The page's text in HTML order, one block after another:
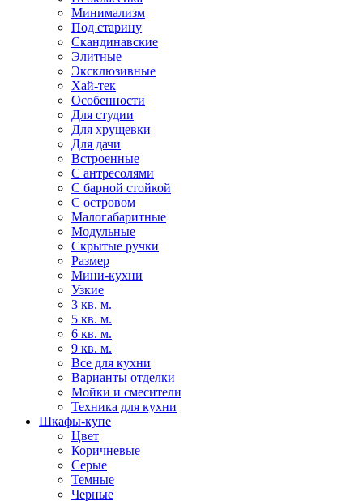
Минимализм
Под старину
Скандинавские
Элитные
Эксклюзивные
Хай-тек
Особенности
Для студии
Для хрущевки
Для дачи
Встроенные
С антресолями
С барной стойкой
С островом
Малогабаритные
Модульные
Скрытые ручки
Размер
Мини-кухни
Узкие
3 кв. м.
5 кв. м.
6 кв. м.
9 кв. м.
Все для кухни
Варианты отделки
Мойки и смесители
Техника для кухни
Шкафы-купе
Цвет
Коричневые
Серые
Темные
Черные